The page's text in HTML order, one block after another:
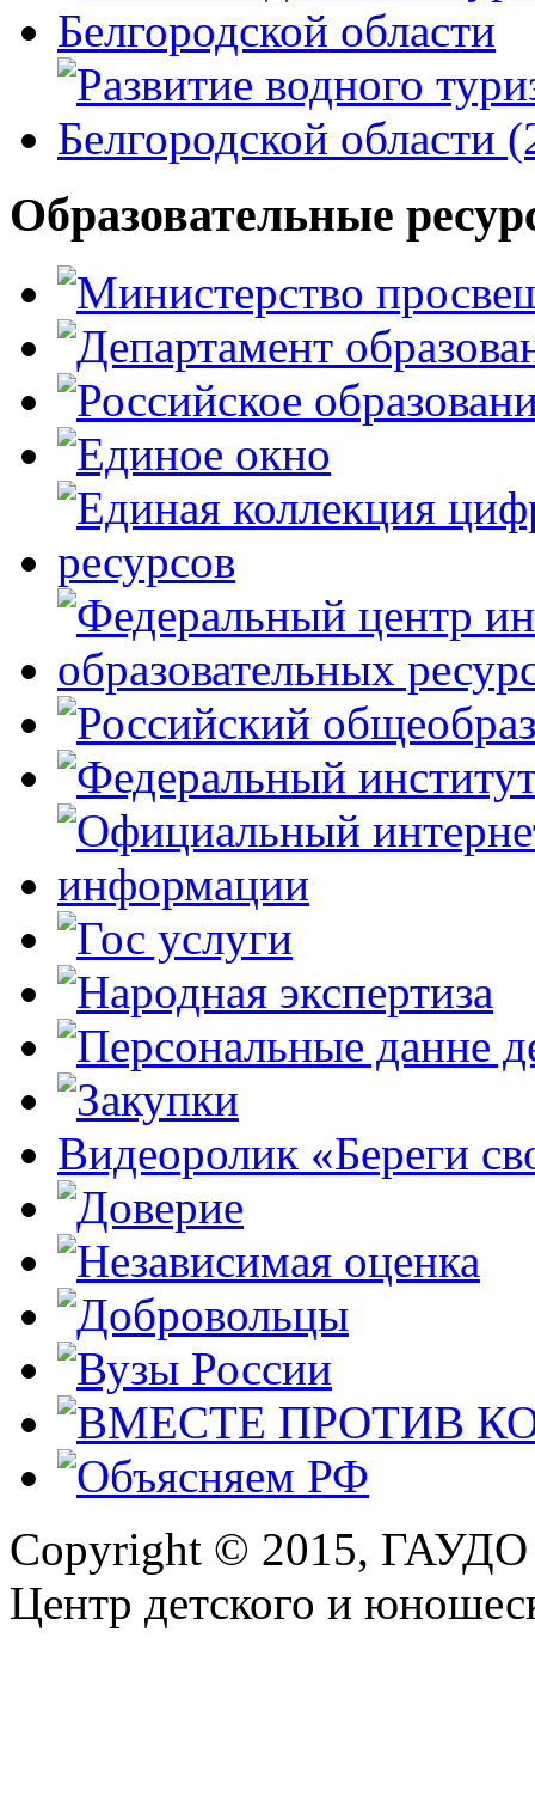
Образовательные
Видеоролик «Береги
Copyright © 2015, ГАУДО
Центр детского и